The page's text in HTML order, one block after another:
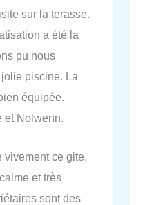
sur la terasse.
a été la
pu nous
piscine. La
équipée.
Nolwenn.
vivement ce gite,
et très
sont des